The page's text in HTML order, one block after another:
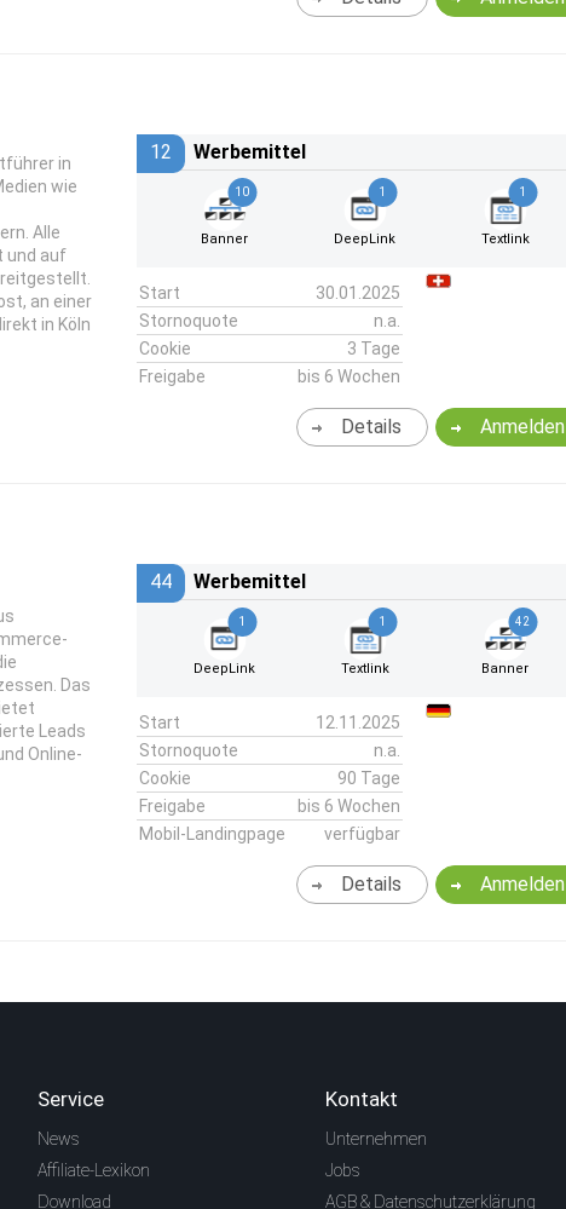
in
wie
Alle
und auf
an einer
in Köln
12 Werbemittel
10
Banner
1
DeepLink
1
Textlink
Start
30.01.2025
Stornoquote
n.a.
Cookie
3 Tage
Freigabe
bis 6 Wochen
Anmelden
Details
Das
Leads
Online-
44 Werbemittel
1
DeepLink
1
Textlink
42
Banner
Start
12.11.2025
Stornoquote
n.a.
Cookie
90 Tage
Freigabe
bis 6 Wochen
Mobil-Landingpage
verfügbar
Anmelden
Details
Service
News
Affiliate-Lexikon
Download
Kontakt
Unternehmen
Jobs
AGB & Datenschutzerklärung